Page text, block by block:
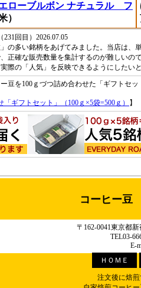
ローブルボン ナチュラル フ
）
回目）2026.07.05
の多い銘柄をあげてみました。当店は、
正確な販売数量を集計するのが難しいの
際の「人気」を反映できるようにしたい
豆を100ｇづつ詰め合わせた「ギフトセッ
ギフトセット」（100ｇ×5袋=500ｇ） 】
コーヒー
〒162-0041東京都
TEL03-
E-
ＨＯＭＥ
注文後に焙